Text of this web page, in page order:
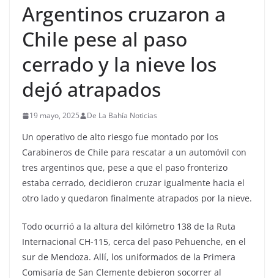
Argentinos cruzaron a
Chile pese al paso
cerrado y la nieve los
dejó atrapados
19 mayo, 2025 De La Bahía Noticias
Un operativo de alto riesgo fue montado por los
Carabineros de Chile para rescatar a un automóvil con
tres argentinos que, pese a que el paso fronterizo
estaba cerrado, decidieron cruzar igualmente hacia el
otro lado y quedaron finalmente atrapados por la nieve.
Todo ocurrió a la altura del kilómetro 138 de la Ruta
Internacional CH-115, cerca del paso Pehuenche, en el
sur de Mendoza. Allí, los uniformados de la Primera
Comisaría de San Clemente debieron socorrer al